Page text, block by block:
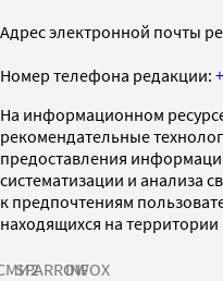
Адрес электронной почты
Номер телефона редакции:
На информационном
рекомендательные
предоставления
систематизации и анализа
к предпочтениям
находящихся на
SPARROWINFOX